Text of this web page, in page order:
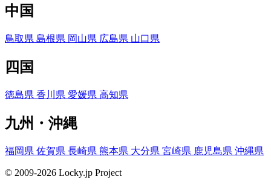
中国
鳥取県 島根県 岡山県 広島県 山口県
四国
徳島県 香川県 愛媛県 高知県
九州・沖縄
福岡県 佐賀県 長崎県 熊本県 大分県 宮崎県 鹿児島県 沖縄県
© 2009-2026 Locky.jp Project